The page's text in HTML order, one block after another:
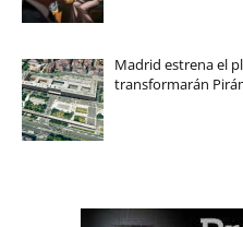
Madrid estrena el
transformarán